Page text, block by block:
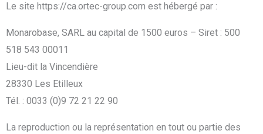
Le site https://ca.ortec-group.com est hébergé par :
Monarobase, SARL au capital de 1500 euros – Siret : 500
518 543 00011
Lieu-dit la Vincendière
28330 Les Etilleux
Tél. : 0033 (0)9 72 21 22 90
La reproduction ou la représentation en tout ou partie des